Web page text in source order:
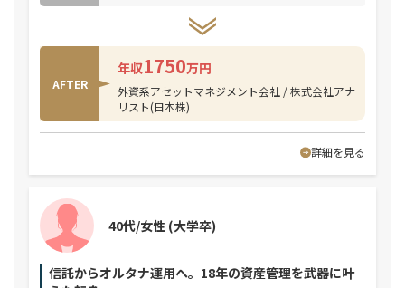
AFTER
年収1750万円
外資系アセットマネジメント会社 / 株式会社アナ
リスト(日本株)
詳細を見る
信託からオルタナ運用へ。18年の資産管理を武器に叶
40代/女性 (大学卒)